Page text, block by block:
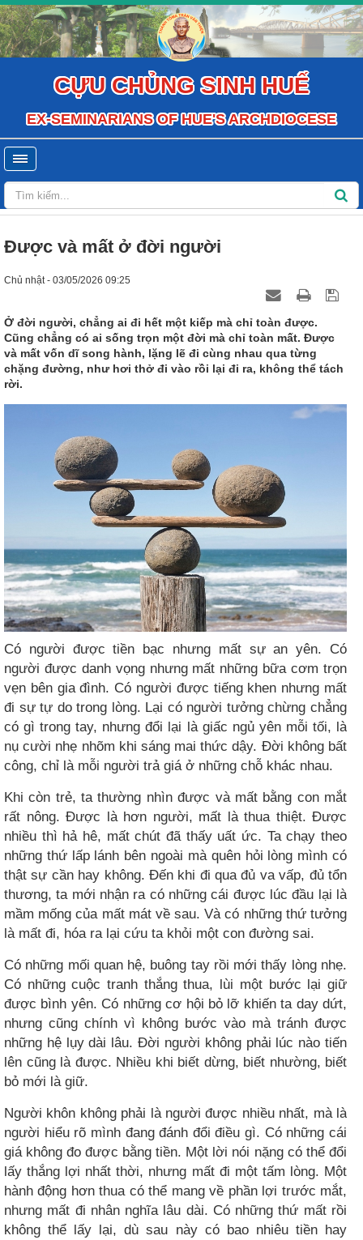
CỰU CHỦNG SINH HUẾ
EX-SEMINARIANS OF HUE'S ARCHDIOCESE
Được và mất ở đời người
Chủ nhật - 03/05/2026 09:25
Ở đời người, chẳng ai đi hết một kiếp mà chỉ toàn được.
Cũng chẳng có ai sống trọn một đời mà chỉ toàn mất. Được
và mất vốn dĩ song hành, lặng lẽ đi cùng nhau qua từng
chặng đường, như hơi thở đi vào rồi lại đi ra, không thể tách
rời.
Có người được tiền bạc nhưng mất sự an yên. Có
người được danh vọng nhưng mất những bữa cơm trọn
vẹn bên gia đình. Có người được tiếng khen nhưng mất
đi sự tự do trong lòng. Lại có người tưởng chừng chẳng
có gì trong tay, nhưng đổi lại là giấc ngủ yên mỗi tối, là
nụ cười nhẹ nhõm khi sáng mai thức dậy. Đời không bất
công, chỉ là mỗi người trả giá ở những chỗ khác nhau.
Khi còn trẻ, ta thường nhìn được và mất bằng con mắt
rất nông. Được là hơn người, mất là thua thiệt. Được
nhiều thì hả hê, mất chút đã thấy uất ức. Ta chạy theo
những thứ lấp lánh bên ngoài mà quên hỏi lòng mình có
thật sự cần hay không. Đến khi đi qua đủ va vấp, đủ tổn
thương, ta mới nhận ra có những cái được lúc đầu lại là
mầm mống của mất mát về sau. Và có những thứ tưởng
là mất đi, hóa ra lại cứu ta khỏi một con đường sai.
Có những mối quan hệ, buông tay rồi mới thấy lòng nhẹ.
Có những cuộc tranh thắng thua, lùi một bước lại giữ
được bình yên. Có những cơ hội bỏ lỡ khiến ta day dứt,
nhưng cũng chính vì không bước vào mà tránh được
những hệ lụy dài lâu. Đời người không phải lúc nào tiến
lên cũng là được. Nhiều khi biết dừng, biết nhường, biết
bỏ mới là giữ.
Người khôn không phải là người được nhiều nhất, mà là
người hiểu rõ mình đang đánh đổi điều gì. Có những cái
giá không đo được bằng tiền. Một lời nói nặng có thể đổi
lấy thắng lợi nhất thời, nhưng mất đi một tấm lòng. Một
hành động hơn thua có thể mang về phần lợi trước mắt,
nhưng mất đi nhân nghĩa lâu dài. Có những thứ mất rồi
không thể lấy lại, dù sau này có bao nhiêu tiền hay